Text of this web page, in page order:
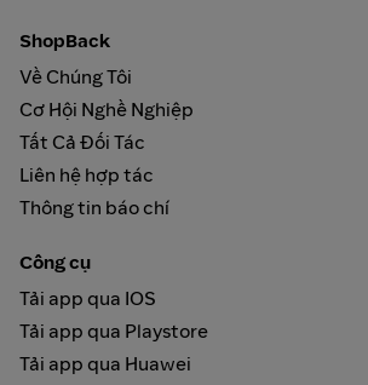
ShopBack
Về Chúng Tôi
Cơ Hội Nghề Nghiệp
Tất Cả Đối Tác
Liên hệ hợp tác
Thông tin báo chí
Công cụ
Tải app qua IOS
Tải app qua Playstore
Tải app qua Huawei